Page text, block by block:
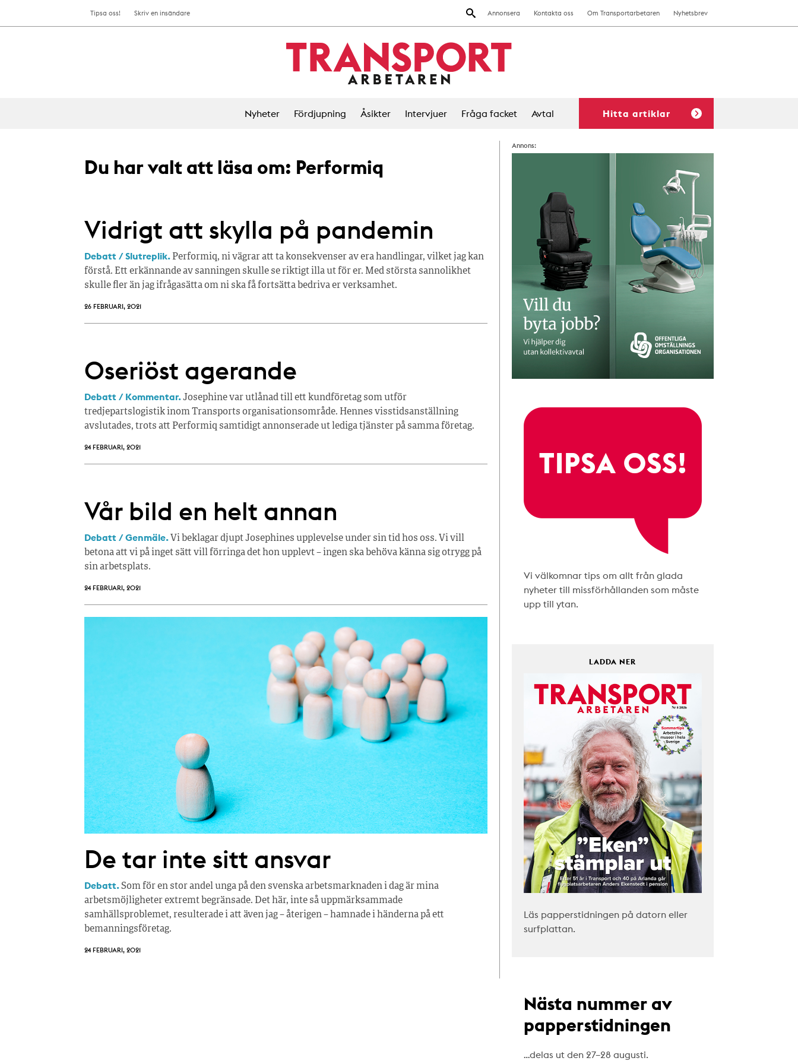
Annonsera Kontakta oss Om Transportarbetaren Nyhetsbrev
Tipsa oss! Skriv en insändare
Nyheter Fördjupning Åsikter Intervjuer Fråga facket Avtal Hitta artiklar
Du har valt att läsa om: Performiq
Vidrigt att skylla på pandemin
Debatt / Slutreplik. Performiq, ni vägrar att ta konsekvenser av era handlingar, vilket jag kan
förstå. Ett erkännande av sanningen skulle se riktigt illa ut för er. Med största sannolikhet
skulle fler än jag ifrågasätta om ni ska få fortsätta bedriva er verksamhet.
26 FEBRUARI, 2021
Oseriöst agerande
Debatt / Kommentar.Josephine var utlånad till ett kundföretag som utför
tredjepartslogistik inom Transports organisationsområde. Hennes visstidsanställning
avslutades, trots att Performiq samtidigt annonserade ut lediga tjänster på samma företag.
24 FEBRUARI, 2021
Vår bild en helt annan
Debatt / Genmäle. Vi beklagar djupt Josephines upplevelse under sin tid hos oss. Vi vill
betona att vi på inget sätt vill förringa det hon upplevt – ingen ska behöva känna sig otrygg på
sin arbetsplats.
24 FEBRUARI, 2021
De tar inte sitt ansvar
Debatt.Som för en stor andel unga på den svenska arbetsmarknaden i dag är mina
arbetsmöjligheter extremt begränsade. Det här, inte så uppmärksammade
samhällsproblemet, resulterade i att även jag – återigen – hamnade i händerna på ett
bemanningsföretag.
24 FEBRUARI, 2021
Annons:
Vi välkomnar tips om allt från glada
nyheter till missförhållanden som måste
upp till ytan.
LADDA NER
Läs papperstidningen på datorn eller
surfplattan.
Nästa nummer av
papperstidningen
…delas ut den 27–28 augusti.